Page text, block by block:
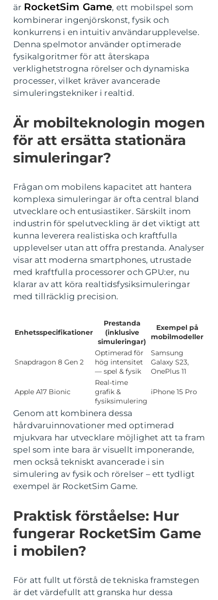
är RocketSim Game, ett mobilspel som
kombinerar ingenjörskonst, fysik och
konkurrens i en intuitiv användarupplevelse.
Denna spelmotor använder optimerade
fysikalgoritmer för att återskapa
verklighetstrogna rörelser och dynamiska
processer, vilket kräver avancerade
simuleringstekniker i realtid.
Är mobilteknologin mogen
för att ersätta stationära
simuleringar?
Frågan om mobilens kapacitet att hantera
komplexa simuleringar är ofta central bland
utvecklare och entusiastiker. Särskilt inom
industrin för spelutveckling är det viktigt att
kunna leverera realistiska och kraftfulla
upplevelser utan att offra prestanda. Analyser
visar att moderna smartphones, utrustade
med kraftfulla processorer och GPU:er, nu
klarar av att köra realtidsfysiksimuleringar
med tillräcklig precision.
Enhetsspecifikationer
Prestanda
(inklusive
simuleringar)
Exempel på
mobilmodeller
Snapdragon 8 Gen 2
Optimerad för
hög intensitet
— spel & fysik
Samsung
Galaxy S23,
OnePlus 11
Apple A17 Bionic
Real-time
grafik &
fysiksimulering
iPhone 15 Pro
Genom att kombinera dessa
hårdvaruinnovationer med optimerad
mjukvara har utvecklare möjlighet att ta fram
spel som inte bara är visuellt imponerande,
men också tekniskt avancerade i sin
simulering av fysik och rörelser – ett tydligt
exempel är RocketSim Game.
Praktisk förståelse: Hur
fungerar RocketSim Game
i mobilen?
För att fullt ut förstå de tekniska framstegen
är det värdefullt att granska hur dessa